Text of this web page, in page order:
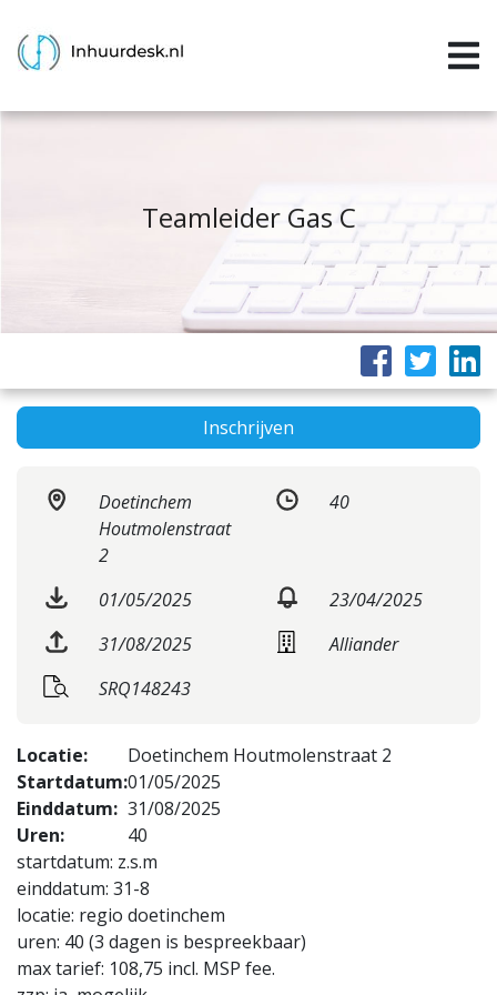
Teamleider Gas C
Inschrijven
Doetinchem
Houtmolenstraat
2
40
01/05/2025
23/04/2025
31/08/2025
Alliander
SRQ148243
Locatie:
Startdatum:
Einddatum:
Uren:
Doetinchem Houtmolenstraat 2
01/05/2025
31/08/2025
40
startdatum: z.s.m
einddatum: 31-8
locatie: regio doetinchem
uren: 40 (3 dagen is bespreekbaar)
max tarief: 108,75 incl. MSP fee.
Home
Informatie
Inschrijven
Contact
P&P services
Support